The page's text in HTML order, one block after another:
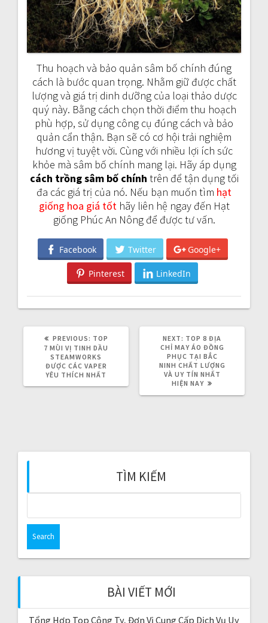
Thu hoạch và bảo quản sâm bố chính đúng
cách là bước quan trọng. Nhằm giữ được chất
lượng và giá trị dinh dưỡng của loại thảo dược
quý này. Bằng cách chọn thời điểm thu hoạch
phù hợp, sử dụng công cụ đúng cách và bảo
quản cẩn thận. Bạn sẽ có cơ hội trải nghiệm
hương vị tuyệt vời. Cùng với nhiều lợi ích sức
khỏe mà sâm bố chính mang lại. Hãy áp dụng
cách trồng sâm bố chính trên để tận dụng tối
đa các giá trị của nó. Nếu bạn muốn tìm hạt
giống hoa giá tốthãy liên hệ ngay đến Hạt
giống Phúc An Nông để được tư vấn.
Facebook Twitter Google+
Pinterest LinkedIn
PREVIOUS: P
R
E
V
I
TOP
7 MÙI VỊ TINH DẦU
STEAMWORKS
ĐƯỢC CÁC VAPER
YÊU THÍCH NHẤT
NEXT: N
E
X
T
P
O
TOP 8 ĐỊA
CHỈ MAY ÁO ĐỒNG
PHỤC TẠI BẮC
NINH CHẤT LƯỢNG
VÀ UY TÍN NHẤT
HIỆN NAY
TÌM KIẾM
c
o
r
BÀI VIẾT MỚI
Tổng Hợp Top Công Ty, Đơn Vị Cung Cấp Dịch Vụ Uy